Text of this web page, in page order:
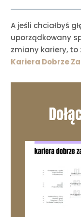
A jeśli chciałbyś
uporządkowany
zmiany kariery,
Kariera Dobrze